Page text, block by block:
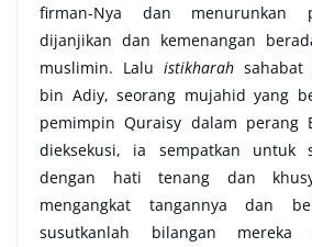
firman-Nya dan menurunkan
dijanjikan dan kemenangan
muslimin. Lalu istikharah sahabat
bin Adiy, seorang mujahid yang
pemimpin Quraisy dalam perang
dieksekusi, ia sempatkan untuk
dengan hati tenang dan
mengangkat tangannya dan
susutkanlah bilangan mereka